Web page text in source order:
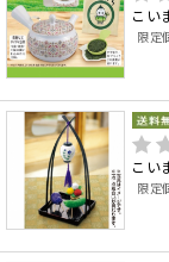
こい
限定
こい
限定